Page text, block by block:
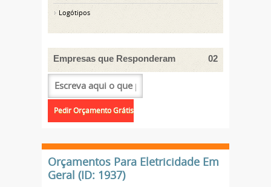
Logótipos
Empresas que Responderam 02
Orçamentos Para Eletricidade Em
Geral (ID: 1937)